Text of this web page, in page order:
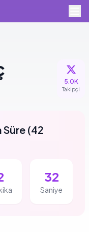
5.0K
Takipçi
Süre(42
31
Saniye